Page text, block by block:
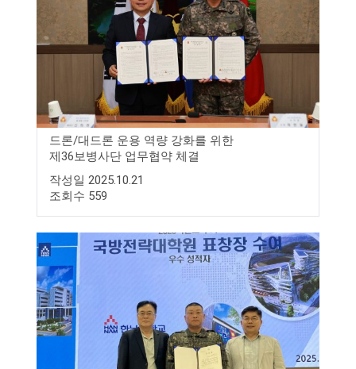
드론/대드론 운용 역량 강화를 위한
제36보병사단 업무협약 체결
작성일 2025.10.21
조회수 559